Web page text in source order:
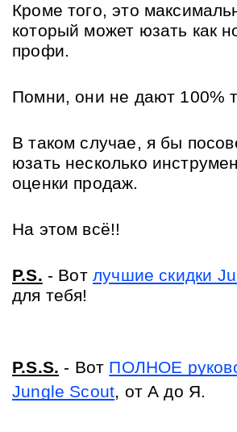
Кроме того, это
который может юзать как
профи.
Помни, они не дают 100%
В таком случае, я бы
юзать несколько
оценки продаж.
На этом всё!!
P.S. - Вот лучшие скидки
для тебя!
P.S.S. - Вот ПОЛНОЕ
Jungle Scout, от А до Я.